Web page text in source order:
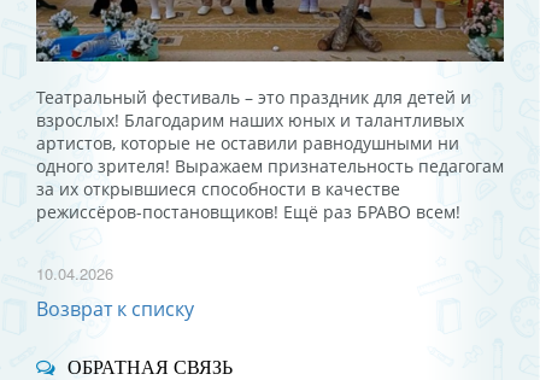
Театральный фестиваль – это праздник для детей и
взрослых! Благодарим наших юных и талантливых
артистов, которые не оставили равнодушными ни
одного зрителя! Выражаем признательность педагогам
за их открывшиеся способности в качестве
режиссёров-постановщиков! Ещё раз БРАВО всем!
10.04.2026
Возврат к списку
ОБРАТНАЯ СВЯЗЬ